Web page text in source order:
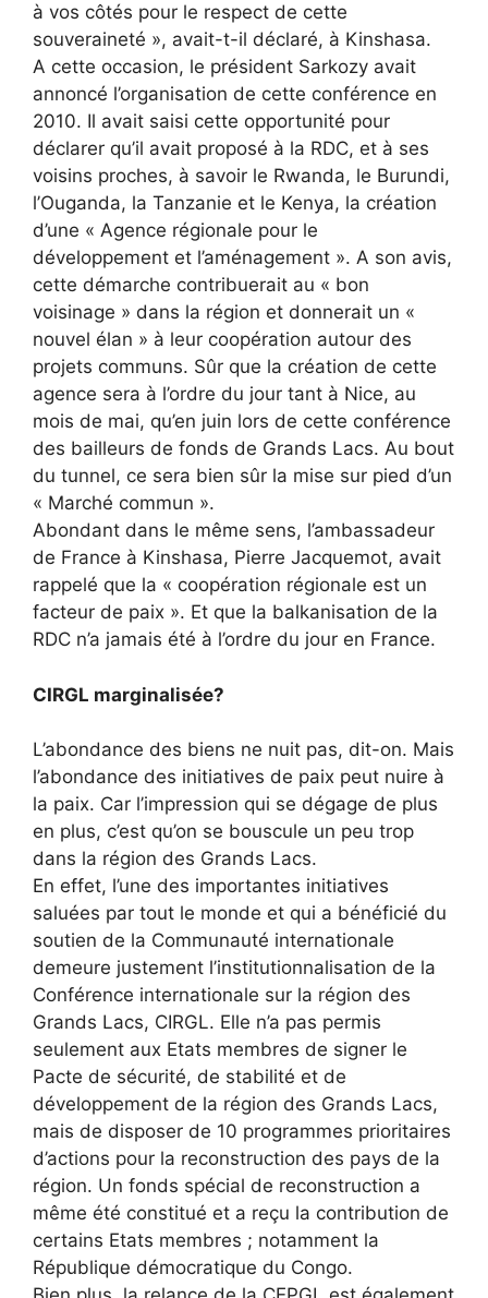
à vos côtés pour le respect de cette
souveraineté », avait-t-il déclaré, à Kinshasa.
A cette occasion, le président Sarkozy avait
annoncé l’organisation de cette conférence en
2010. Il avait saisi cette opportunité pour
déclarer qu’il avait proposé à la RDC, et à ses
voisins proches, à savoir le Rwanda, le Burundi,
l’Ouganda, la Tanzanie et le Kenya, la création
d’une « Agence régionale pour le
développement et l’aménagement ». A son avis,
cette démarche contribuerait au « bon
voisinage » dans la région et donnerait un «
nouvel élan » à leur coopération autour des
projets communs. Sûr que la création de cette
agence sera à l’ordre du jour tant à Nice, au
mois de mai, qu’en juin lors de cette conférence
des bailleurs de fonds de Grands Lacs. Au bout
du tunnel, ce sera bien sûr la mise sur pied d’un
« Marché commun ».
Abondant dans le même sens, l’ambassadeur
de France à Kinshasa, Pierre Jacquemot, avait
rappelé que la « coopération régionale est un
facteur de paix ». Et que la balkanisation de la
RDC n’a jamais été à l’ordre du jour en France.
CIRGL marginalisée?
L’abondance des biens ne nuit pas, dit-on. Mais
l’abondance des initiatives de paix peut nuire à
la paix. Car l’impression qui se dégage de plus
en plus, c’est qu’on se bouscule un peu trop
dans la région des Grands Lacs.
En effet, l’une des importantes initiatives
saluées par tout le monde et qui a bénéficié du
soutien de la Communauté internationale
demeure justement l’institutionnalisation de la
Conférence internationale sur la région des
Grands Lacs, CIRGL. Elle n’a pas permis
seulement aux Etats membres de signer le
Pacte de sécurité, de stabilité et de
développement de la région des Grands Lacs,
mais de disposer de 10 programmes prioritaires
d’actions pour la reconstruction des pays de la
région. Un fonds spécial de reconstruction a
même été constitué et a reçu la contribution de
certains Etats membres ; notamment la
République démocratique du Congo.